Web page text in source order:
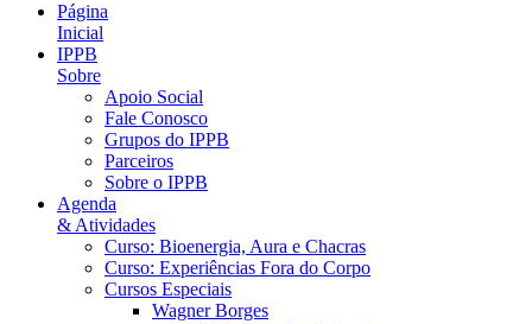
Página
Inicial
IPPB
Sobre
Apoio Social
Fale Conosco
Grupos do IPPB
Parceiros
Sobre o IPPB
Agenda
& Atividades
Curso: Bioenergia, Aura e Chacras
Curso: Experiências Fora do Corpo
Cursos Especiais
Wagner Borges